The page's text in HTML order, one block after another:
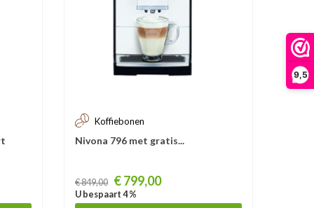
9,5
Koffiebonen
Nivona 796 met gratis...
Prijs
€ 849,00 € 799,00
U bespaart 4 %